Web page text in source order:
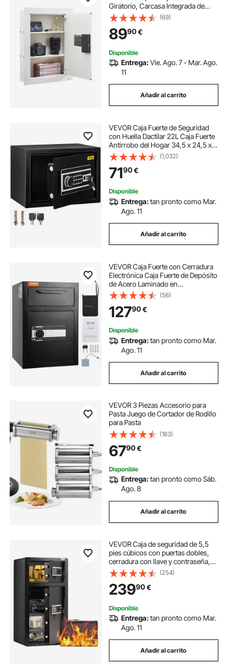
Giratorio, Carcasa Integrada de
Acero Laminado en Frío Q235, con
Estantes Ajustables y Orificios de
Montaje para Dinero y Pasaporte,
Blanco
(69)
8990€
Disponible
Entrega:Vie. Ago. 7 - Mar. Ago.
11
Añadir al carrito
VEVOR Caja Fuerte de Seguridad
con Huella Dactilar 22L Caja Fuerte
Antirrobo del Hogar 34,5 x 24,5 x
21 cm Huella Digital Contraseña
Llave WiFi Abierto del Hotel de
Oficina en Casa Caja de Seguridad
(1,032)
7190€
Disponible
Entrega:tan pronto como Mar.
Ago. 11
Añadir al carrito
VEVOR Caja Fuerte con Cerradura
Electrónica Caja Fuerte de Depósito
de Acero Laminado en
Frío 70,8L Caja Fuerte con
Trampilla Desbloqueo de
Contraseña de 3-12 Dígitos y Llaves
para Documentos Dinero
(56)
12790€
Disponible
Entrega:tan pronto como Mar.
Ago. 11
Añadir al carrito
VEVOR 3 Piezas Accesorio para
Pasta Juego de Cortador de Rodillo
para Pasta
(183)
6790€
Disponible
Entrega:tan pronto como Sáb.
Ago. 8
Añadir al carrito
VEVOR Caja de seguridad de 5,5
pies cúbicos con puertas dobles,
cerradura con llave y contraseña,
caja de seguridad con bolsa
ignífuga, estante para llaves, luz
LED, 2 divisores extraíbles y
ajustables en altura y 1 gabinete
para dinero, documentos, joyas y
objetos de valor, color negro
(254)
23990€
Disponible
Entrega:tan pronto como Mar.
Ago. 11
Añadir al carrito